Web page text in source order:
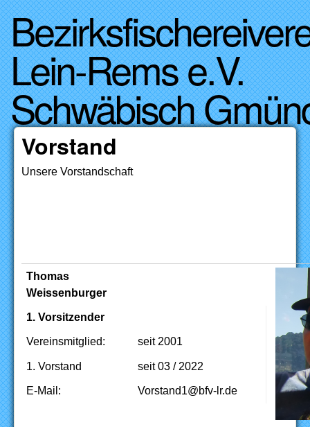
Direkt zum Inhalt
Lein-Rems e.V.
Schwäbisch
Vorstand
Unsere Vorstandschaft
Thomas
Weissenburger
1. Vorsitzender
Vereinsmitglied: seit 2001
1. Vorstand seit 03 / 2022
E-Mail: ed.rl-vfb@1dnatsroV